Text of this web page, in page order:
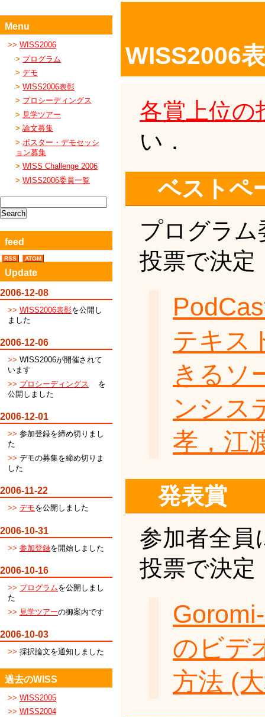
WISS2006
各賞上位の
い．
ベストペ
プログラ
投票で決定
テキス
きるソ
ンシス
孝，江
発表賞
参加者全員
投票で決定
のビデ
方法 (
Menu
WISS2006
プログラム
デモ
WISS2006表彰
プロシーディングス
見学ツアー
論文募集
ポスター・デモセッシ
ョン募集
WISS Challenge 2006
WISS2006委員一覧
feed
RSS ATOM
Update
2006-12-08
WISS2006表彰を公開し
ました
2006-12-06
WISS2006が開催されて
います
プロシーディングス
を
公開しました
2006-12-01
参加登録を締め切りまし
た
デモの募集を締め切りま
した
2006-11-22
デモを公開しました
2006-10-31
参加登録を開始しました
2006-10-16
プログラムを公開しまし
た
見学ツアーの御案内です
2006-10-03
採択論文を通知しました
過去のWISS
WISS2005
WISS2004